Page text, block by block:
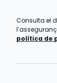
Consulta el
política de